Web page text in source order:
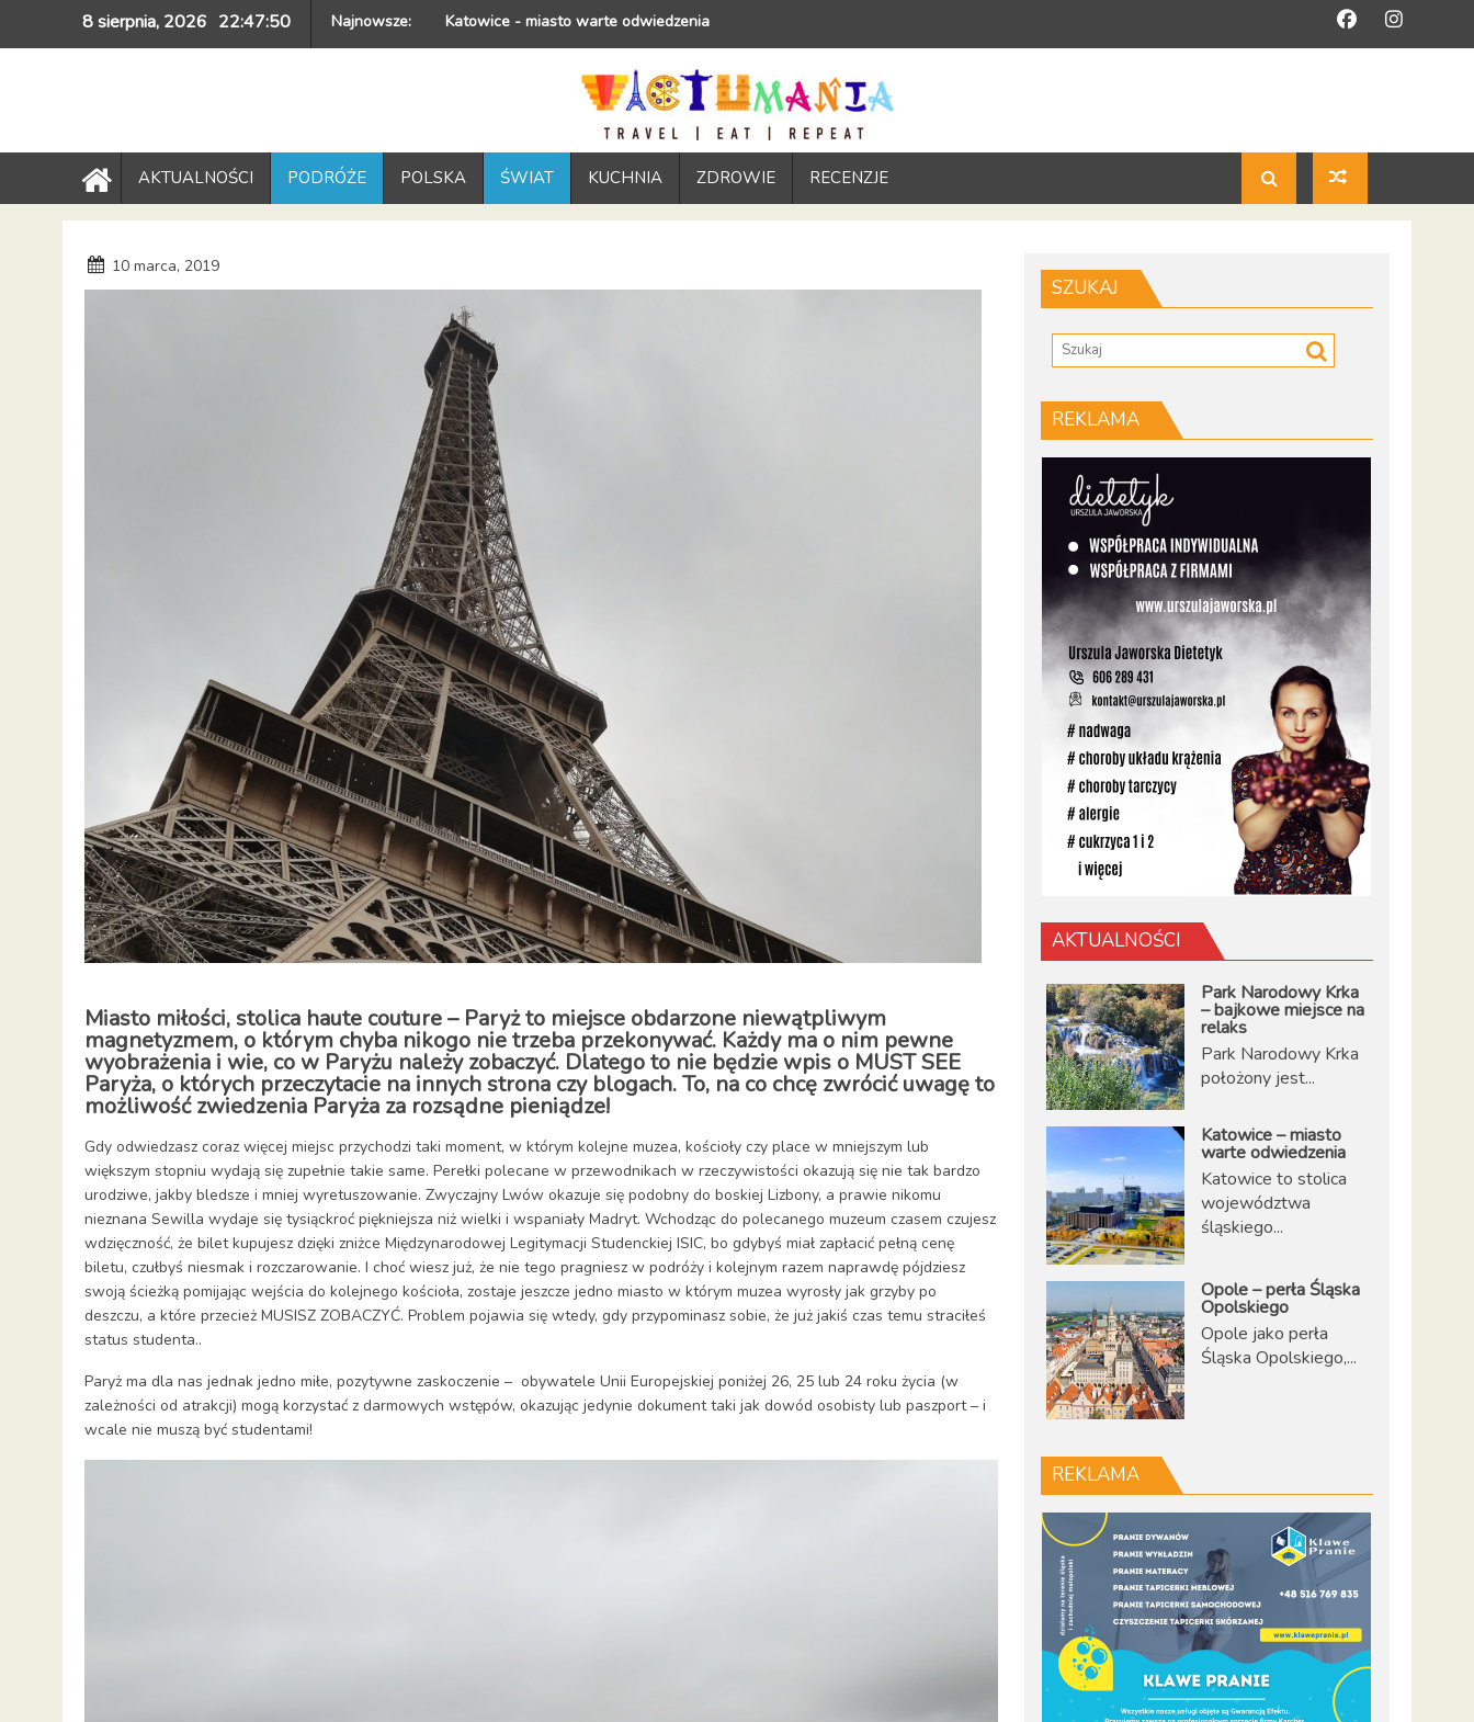
8 sierpnia, 2026 22:47:51 Najnowsze: Katowice - miasto warte odwiedzenia
AKTUALNOŚCI PODRÓŻE POLSKA ŚWIAT KUCHNIA ZDROWIE RECENZJE
10 marca, 2019
Miasto miłości, stolica haute couture– Paryż to miejsce obdarzone niewątpliwym
magnetyzmem, o którym chyba nikogo nie trzeba przekonywać. Każdy ma o nim pewne
wyobrażenia i wie, co w Paryżu należy zobaczyć. Dlatego to nie będzie wpis o MUST SEE
Paryża, o których przeczytacie na innych strona czy blogach. To, na co chcę zwrócić uwagę to
możliwość zwiedzenia Paryża za rozsądne pieniądze!
Gdy odwiedzasz coraz więcej miejsc przychodzi taki moment, w którym kolejne muzea, kościoły czy place w mniejszym lub
większym stopniu wydają się zupełnie takie same. Perełki polecane w przewodnikach w rzeczywistości okazują się nie tak bardzo
urodziwe, jakby bledsze i mniej wyretuszowanie. Zwyczajny Lwów okazuje się podobny do boskiej Lizbony, a prawie nikomu
nieznana Sewilla wydaje się tysiąckroć piękniejsza niż wielki i wspaniały Madryt. Wchodząc do polecanego muzeum czasem czujesz
wdzięczność, że bilet kupujesz dzięki zniżce Międzynarodowej Legitymacji Studenckiej ISIC, bo gdybyś miał zapłacić pełną cenę
biletu, czułbyś niesmak i rozczarowanie. I choć wiesz już, że nie tego pragniesz w podróży i kolejnym razem naprawdę pójdziesz
swoją ścieżką pomijając wejścia do kolejnego kościoła, zostaje jeszcze jedno miasto w którym muzea wyrosły jak grzyby po
deszczu, a które przecież MUSISZ ZOBACZYĆ. Problem pojawia się wtedy, gdy przypominasz sobie, że już jakiś czas temu straciłeś
status studenta..
Paryż ma dla nas jednak jedno miłe, pozytywne zaskoczenie – obywatele Unii Europejskiej poniżej 26, 25 lub 24 roku życia (w
zależności od atrakcji) mogą korzystać z darmowych wstępów, okazując jedynie dokument taki jak dowód osobisty lub paszport – i
wcale nie muszą być studentami!
SZUKAJ
REKLAMA
AKTUALNOŚCI
Park Narodowy Krka
– bajkowe miejsce na
relaks
Park Narodowy Krka
położony jest...
Katowice – miasto
warte odwiedzenia
Katowice to stolica
województwa
śląskiego...
Opole – perła Śląska
Opolskiego
Opole jako perła
Śląska Opolskiego,...
REKLAMA